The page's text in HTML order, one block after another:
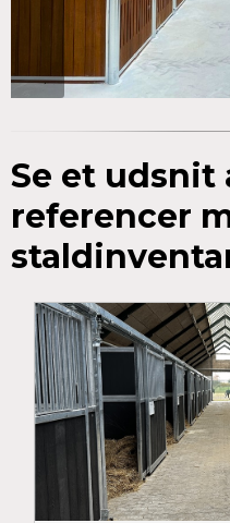
Se et udsnit
referencer